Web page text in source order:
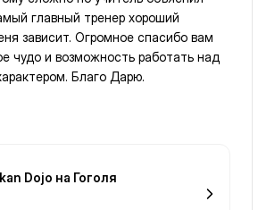
главный тренер хороший
зависит. Огромное спасибо вам
чудо и возможность работать над
Благо Дарю.
Dojo на Гоголя